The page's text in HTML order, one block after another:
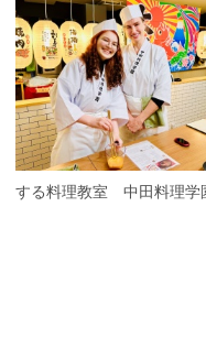
P
r
e
v
i
o
u
s
旅する料理教室 中田料理学